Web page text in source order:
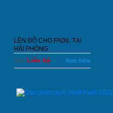
LÊN ĐỒ CHO FADIL TẠI
HẢI PHÒNG
Giá: Liên hệ Xem thêm